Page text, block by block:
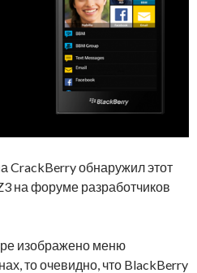
CrackBerry обнаружил этот
на форуме разработчиков
изображено меню
то очевидно, что BlackBerry